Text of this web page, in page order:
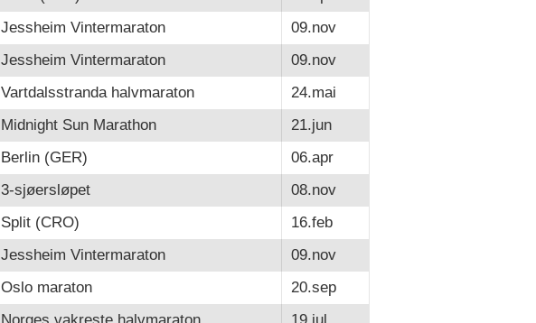
Jessheim Vintermaraton
09.nov
Jessheim Vintermaraton
09.nov
Vartdalsstranda halvmaraton
24.mai
Midnight Sun Marathon
21.jun
Berlin (GER)
06.apr
3-sjøersløpet
08.nov
Split (CRO)
16.feb
Jessheim Vintermaraton
09.nov
Oslo maraton
20.sep